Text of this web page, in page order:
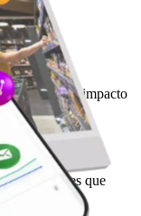
idea hasta el impacto
y mensajes que